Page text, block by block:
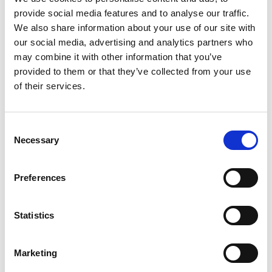
provide social media features and to analyse our traffic.
We also share information about your use of our site with
our social media, advertising and analytics partners who
may combine it with other information that you’ve
provided to them or that they’ve collected from your use
of their services.
Selection
Necessary
Preferences
Statistics
Marketing
Produkt anzeigen Produkt anzeigen
Mehr als 10.000 zufriedene
Kunden
Kostenloser Versand in den
Euroscaffold Rollgerüst